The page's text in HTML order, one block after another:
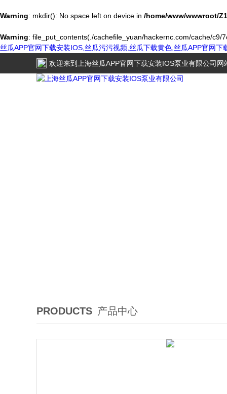
Warning: mkdir(): No space left on device in /home/www/wwwroot/
Warning: file_put_contents(./cachefile_yuan/hackernc.com/cache/
丝瓜APP官网下载安装IOS,丝瓜污污视频,丝瓜下载黄色,丝瓜APP官网下
欢迎来到
上海丝瓜APP官网下载安装IOS泵业有限公司 网
PRODUCTS 产品中心